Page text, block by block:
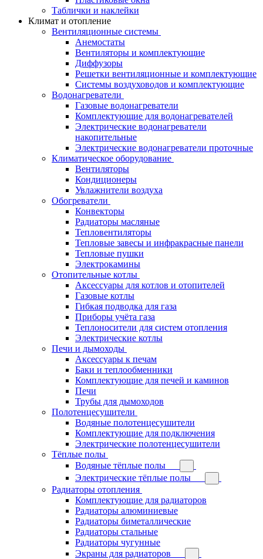
Таблички и наклейки
Климат и отопление
Вентиляционные системы
Анемостаты
Вентиляторы и комплектующие
Диффузоры
Решетки вентиляционные и комплектующие
Системы воздуховодов и комплектующие
Водонагреватели
Газовые водонагреватели
Комплектующие для водонагревателей
Электрические водонагреватели
накопительные
Электрические водонагреватели проточные
Климатическое оборудование
Вентиляторы
Кондиционеры
Увлажнители воздуха
Обогреватели
Конвекторы
Радиаторы масляные
Тепловентиляторы
Тепловые завесы и инфракрасные панели
Тепловые пушки
Электрокамины
Отопительные котлы
Аксессуары для котлов и отопителей
Газовые котлы
Гибкая подводка для газа
Приборы учёта газа
Теплоносители для систем отопления
Электрические котлы
Печи и дымоходы
Аксессуары к печам
Баки и теплообменники
Комплектующие для печей и каминов
Печи
Трубы для дымоходов
Полотенцесушители
Водяные полотенцесушители
Комплектующие для подключения
Электрические полотенцесушители
Тёплые полы
Водяные тёплые полы
Электрические тёплые полы
Радиаторы отопления
Комплектующие для радиаторов
Радиаторы алюминиевые
Радиаторы биметаллические
Радиаторы стальные
Радиаторы чугунные
Экраны для радиаторов